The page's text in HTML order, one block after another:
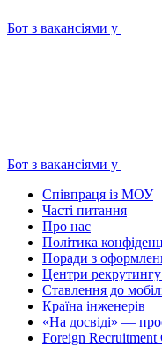
Бот з вакансіями у
Бот з вакансіями у
Співпраця із МОУ
Часті питання
Про нас
Політика
Поради з
Центри рекрутингу
Ставлення до
Країна інженерів
«На досвіді» —
Foreign Recruitment